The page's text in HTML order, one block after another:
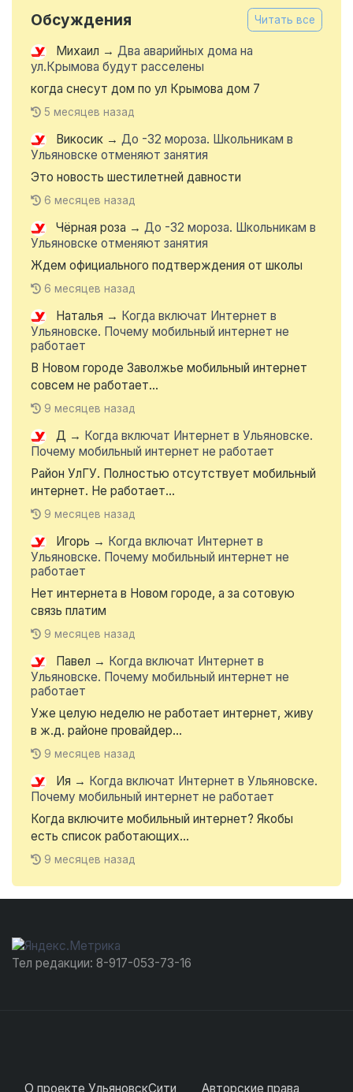
Обсуждения Читать все
Михаил → Два аварийных дома на
ул.Крымова будут расселены
когда снесут дом по ул Крымова дом 7
5 месяцев назад
Викосик → До -32 мороза. Школьникам в
Ульяновске отменяют занятия
Это новость шестилетней давности
6 месяцев назад
Чёрная роза → До -32 мороза. Школьникам в
Ульяновске отменяют занятия
Ждем официального подтверждения от школы
6 месяцев назад
Наталья → Когда включат Интернет в
Ульяновске. Почему мобильный интернет не
работает
В Новом городе Заволжье мобильный интернет
совсем не работает...
9 месяцев назад
Д → Когда включат Интернет в Ульяновске.
Почему мобильный интернет не работает
Район УлГУ. Полностью отсутствует мобильный
интернет. Не работает...
9 месяцев назад
Игорь → Когда включат Интернет в
Ульяновске. Почему мобильный интернет не
работает
Нет интернета в Новом городе, а за сотовую
связь платим
9 месяцев назад
Павел → Когда включат Интернет в
Ульяновске. Почему мобильный интернет не
работает
Уже целую неделю не работает интернет, живу
в ж.д. районе провайдер...
9 месяцев назад
Ия → Когда включат Интернет в Ульяновске.
Почему мобильный интернет не работает
Когда включите мобильный интернет? Якобы
есть список работающих...
9 месяцев назад
Тел редакции: 8-917-053-73-16
О проекте УльяновскСити Авторские права